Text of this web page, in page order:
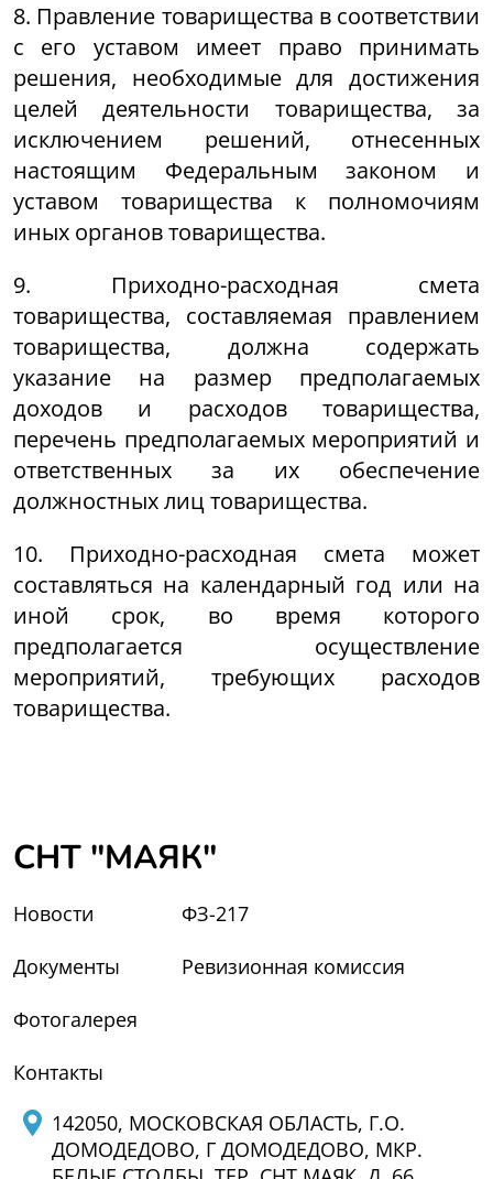
8. Правление товарищества в соответствии
с его уставом имеет право принимать
решения, необходимые для достижения
целей деятельности товарищества, за
исключением решений, отнесенных
настоящим Федеральным законом и
уставом товарищества к полномочиям
иных органов товарищества.
9. Приходно-расходная смета
товарищества, составляемая правлением
товарищества, должна содержать
указание на размер предполагаемых
доходов и расходов товарищества,
перечень предполагаемых мероприятий и
ответственных за их обеспечение
должностных лиц товарищества.
10. Приходно-расходная смета может
составляться на календарный год или на
иной срок, во время которого
предполагается осуществление
мероприятий, требующих расходов
товарищества.
СНТ "МАЯК"
Новости
Документы
Фотогалерея
Контакты
ФЗ-217
Ревизионная комиссия
142050, МОСКОВСКАЯ ОБЛАСТЬ, Г.О.
ДОМОДЕДОВО, Г ДОМОДЕДОВО, МКР.